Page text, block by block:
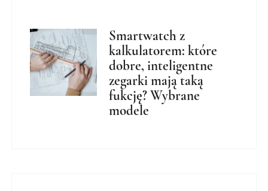
Smartwatch z
kalkulatorem: które
dobre, inteligentne
zegarki mają taką
fukcję? Wybrane
modele